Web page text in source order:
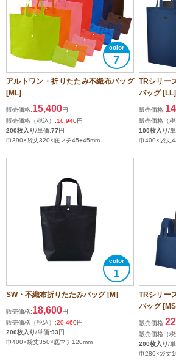
7
アルトワン・折りたたみ不織布バッグ
[ML]
販売価格:15,400円
販売価格（税込）:16,940円
200枚入り/単価:77円
巾390×袋丈320×底マチ45+45mm
TRシリー
バッグ [LL]
販売価格:
販売価格（
100枚入り/
巾400×袋丈
1
SW・不織布折りたたみバッグ [M]
販売価格:18,600円
販売価格（税込）:20,460円
200枚入り/単価:93円
巾400×袋丈350×底マチ120mm
TRシリー
バッグ
販売価格:
販売価格（
200枚入り/
巾280×袋丈